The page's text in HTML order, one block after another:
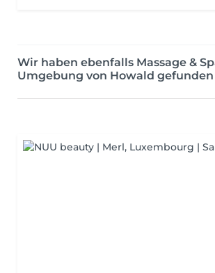
Wir haben ebenfalls Massage &
Umgebung von Howald gefunden